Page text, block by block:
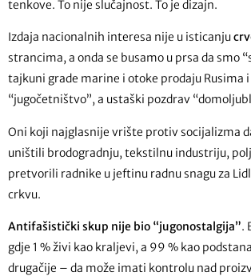
tenkove. To nije slučajnost. To je dizajn.
Izdaja nacionalnih interesa nije u isticanju
strancima, a onda se busamo u prsa da smo
tajkuni grade marine i otoke prodaju Rusima
“jugočetništvo”, a ustaški pozdrav
Oni koji najglasnije vrište protiv socijalizma
uništili brodogradnju, tekstilnu industriju,
pretvorili radnike u jeftinu radnu snagu za
crkvu.
Antifašistički skup nije bio “jugonostalgija”.
gdje 1 % živi kao kraljevi, a 99 % kao
drugačije – da može imati kontrolu nad